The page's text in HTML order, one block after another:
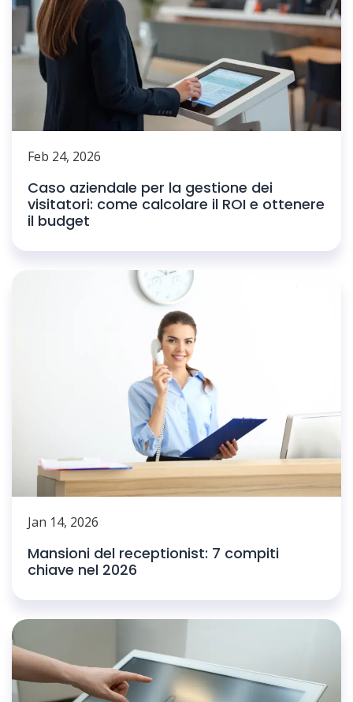
Feb 24, 2026
Caso aziendale per la gestione dei
visitatori: come calcolare il ROI e ottenere
il budget
Jan 14, 2026
Mansioni del receptionist: 7 compiti
chiave nel 2026